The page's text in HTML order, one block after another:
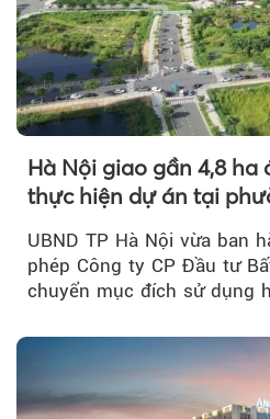
Hà Nội giao gần 4,8 ha
thực hiện dự án tại
UBND TP Hà Nội vừa ban
phép Công ty CP Đầu tư
chuyển mục đích sử dụng